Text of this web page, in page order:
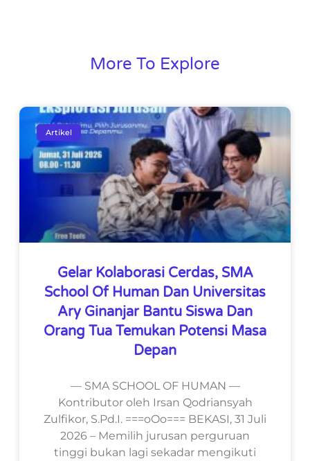
More To Explore
Artikel
Gelar Kolaborasi Cerdas, SMA
School Of Human Dan Universitas
Ary Ginanjar Bantu Siswa Dan
Orang Tua Temukan Potensi Masa
Depan
— SMA SCHOOL OF HUMAN —
Kontributor oleh Irsan Qodriansyah
Zulfikor, S.Pd.I. ===oOo=== BEKASI, 31 Juli
2026 – Memilih jurusan perguruan
tinggi bukan lagi sekadar mengikuti